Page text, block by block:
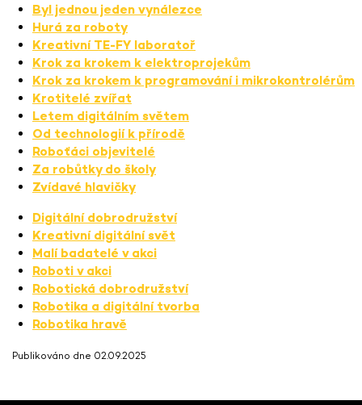
Byl jednou jeden vynálezce
Hurá za roboty
Kreativní TE-FY laboratoř
Krok za krokem k elektroprojekům
Krok za krokem k programování i mikrokontrolérům
Krotitelé zvířat
Letem digitálním světem
Od technologií k přírodě
Roboťáci objevitelé
Za robůtky do školy
Zvídavé hlavičky
Digitální dobrodružství
Kreativní digitální svět
Malí badatelé v akci
Roboti v akci
Robotická dobrodružství
Robotika a digitální tvorba
Robotika hravě
Publikováno dne 02.09.2025